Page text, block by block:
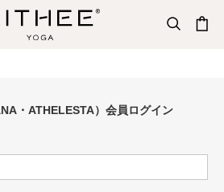
・ATHELESTA）会員ログイン